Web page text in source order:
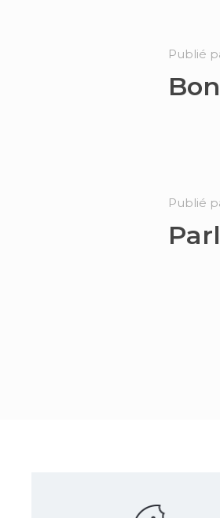
Publié
Publié